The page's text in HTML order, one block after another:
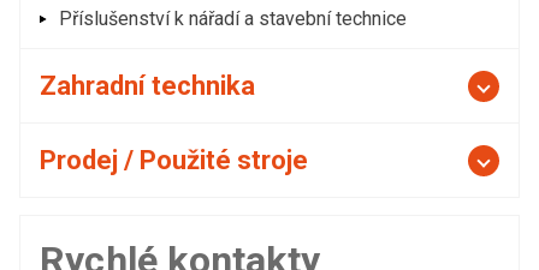
Příslušenství k nářadí a stavební technice
Zahradní technika
Prodej / Použité stroje
Rychlé kontakty